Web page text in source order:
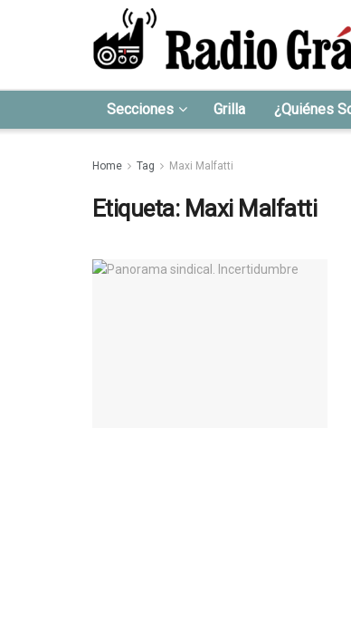
Secciones Grilla ¿Quiénes
Home Tag Maxi Malfatti
Etiqueta: Maxi Malfatti